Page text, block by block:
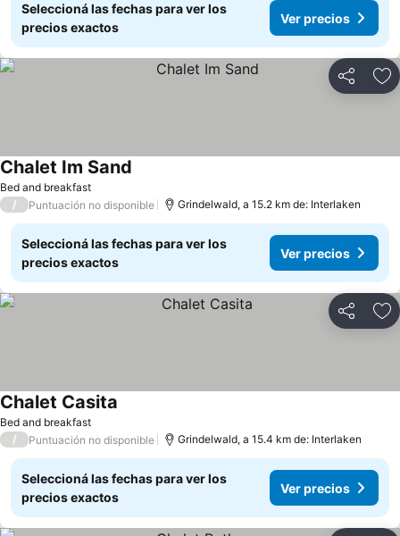
Seleccioná las fechas para ver los
precios exactos
Ver precios
Compartir
Bed and breakfast
Chalet Im Sand
/ Puntuación no disponible Grindelwald, a 15.2 km de: Interlaken
Seleccioná las fechas para ver los
precios exactos
Ver precios
Compartir
Bed and breakfast
Chalet Casita
/ Puntuación no disponible Grindelwald, a 15.4 km de: Interlaken
Seleccioná las fechas para ver los
precios exactos
Ver precios